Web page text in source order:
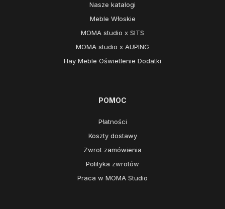
Nasze katalogi
Meble Włoskie
MOMA studio x SITS
MOMA studio x AUPING
Hay Meble Oświetlenie Dodatki
POMOC
Płatności
Koszty dostawy
Zwrot zamówienia
Polityka zwrotów
Praca w MOMA Studio